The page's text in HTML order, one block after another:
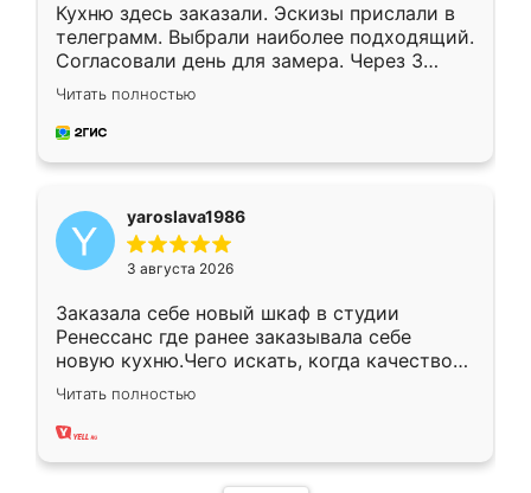
Кухню здесь заказали. Эскизы прислали в
телеграмм. Выбрали наиболее подходящий.
Согласовали день для замера. Через 3
недели кухня была уже готова. Остались
довольны работой. Спасибо Ренессанс
мебель за качественную работу!
Читать полностью
yaroslava1986
3 августа 2026
Заказала себе новый шкаф в студии
Ренессанс где ранее заказывала себе
новую кухню.Чего искать, когда качеством
вполне довольна. Служит кухня уже почти
два года, нареканий нет.
Читать полностью